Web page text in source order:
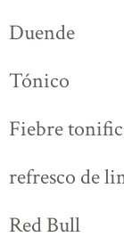
Duende
Tónico
Fiebre
refresco de
Red Bull